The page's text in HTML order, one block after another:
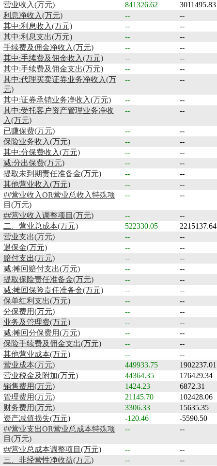
营业收入(万元)
841326.62
3011495.83
利息净收入(万元)
--
--
其中:利息收入(万元)
--
--
其中:利息支出(万元)
--
--
手续费及佣金净收入(万元)
--
--
其中:手续费及佣金收入(万元)
--
--
其中:手续费及佣金支出(万元)
--
--
其中:代理买卖证券业务净收入(万
元)
-- --
其中:证券承销业务净收入(万元) --
--
其中:受托客户资产管理业务净收
入(万元)
-- --
已赚保费(万元) --
--
保险业务收入(万元)
--
--
其中:分保费收入(万元)
--
--
减:分出保费(万元)
--
--
提取未到期责任准备金(万元)
--
--
其他营业收入(万元)
--
--
##营业收入OR营业总收入特殊项
目(万元)
-- --
##营业收入调整项目(万元) --
--
二、营业总成本(万元)
522330.05
2215137.64
营业支出(万元)
--
--
退保金(万元)
--
--
赔付支出(万元)
--
--
减:摊回赔付支出(万元)
--
--
提取保险责任准备金(万元)
--
--
减:摊回保险责任准备金(万元)
--
--
保单红利支出(万元)
--
--
分保费用(万元)
--
--
业务及管理费(万元)
--
--
减:摊回分保费用(万元)
--
--
保险手续费及佣金支出(万元)
--
--
其他营业成本(万元)
--
--
营业成本(万元)
449933.75
1902237.01
营业税金及附加(万元)
44364.35
176429.34
销售费用(万元)
1424.23
6872.31
管理费用(万元)
21145.70
102428.06
财务费用(万元)
3306.33
15635.35
资产减值损失(万元)
-120.46
-5590.50
##营业支出OR营业总成本特殊项
目(万元)
-- --
##营业总成本调整项目(万元) --
--
三、非经营性净收益(万元)
--
--